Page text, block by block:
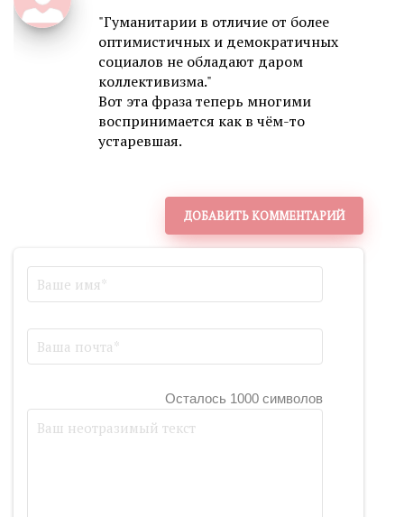
"Гуманитарии в отличие от более
оптимистичных и демократичных
социалов не обладают даром
коллективизма."
Вот эта фраза теперь многими
воспринимается как в чём-то
устаревшая.
ДОБАВИТЬ КОММЕНТАРИЙ
Осталось 1000 символов